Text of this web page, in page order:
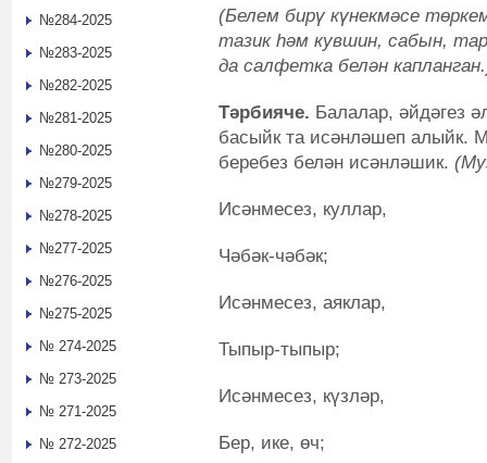
(Белем бирү күнекмәсе
тазик һәм кувшин, сабын,
да салфетка белән
Тәрбияче. Балалар, әйдәгез
басыйк та исәнләшеп алыйк.
беребез белән исәнләшик.
Исәнмесез, куллар,
Чәбәк-чәбәк;
Исәнмесез, аяклар,
Тыпыр-тыпыр;
Исәнмесез, күзләр,
Бер, ике, өч;
№284-2025
№283-2025
№282-2025
№281-2025
№280-2025
№279-2025
№278-2025
№277-2025
№276-2025
№275-2025
№ 274-2025
№ 273-2025
№ 271-2025
№ 272-2025